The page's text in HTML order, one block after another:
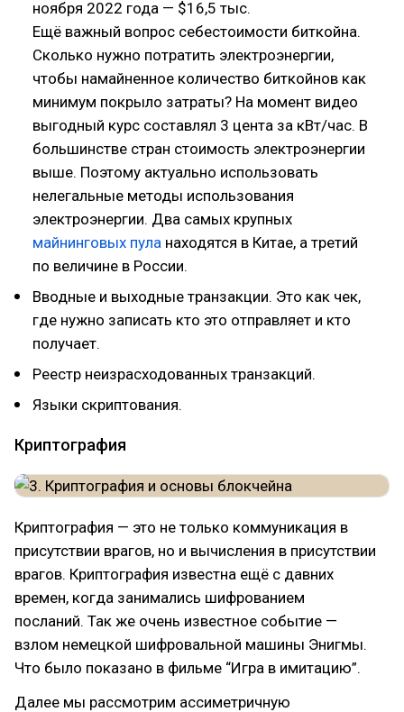
ноября 2022 года — $16,5 тыс.
Ещё важный вопрос себестоимости биткойна.
Сколько нужно потратить электроэнергии,
чтобы намайненное количество биткойнов как
минимум покрыло затраты? На момент видео
выгодный курс составлял 3 цента за кВт/час. В
большинстве стран стоимость электроэнергии
выше. Поэтому актуально использовать
нелегальные методы использования
электроэнергии. Два самых крупных
майнинговых пула находятся в Китае, а третий
по величине в России.
Вводные и выходные транзакции. Это как чек,
где нужно записать кто это отправляет и кто
получает.
Реестр неизрасходованных транзакций.
Языки скриптования.
Криптография
Криптография — это не только коммуникация в
присутствии врагов, но и вычисления в присутствии
врагов. Криптография известна ещё с давних
времен, когда занимались шифрованием
посланий. Так же очень известное событие —
взлом немецкой шифровальной машины Энигмы.
Что было показано в фильме “Игра в имитацию”.
Далее мы рассмотрим ассиметричную